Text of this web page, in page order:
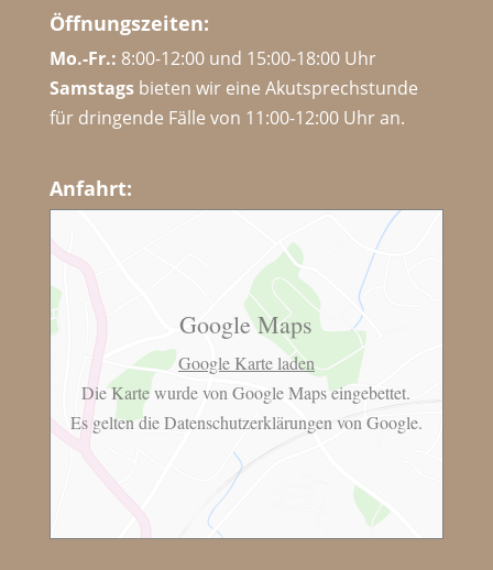
Öffnungs­zei­ten:
Mo.-Fr.: 8:00-12:00 und 15:00-18:00 Uhr
Samstagsbieten wir eine Akutsprechstunde
für dringende Fälle von 11:00-12:00 Uhr an.
Anfahrt:
Google Maps
Google Karte laden
Die Karte wurde von Google Maps eingebettet.
Es gelten dieDatenschutzerklärungen von Google.